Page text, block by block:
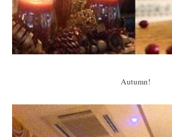
Autumn!